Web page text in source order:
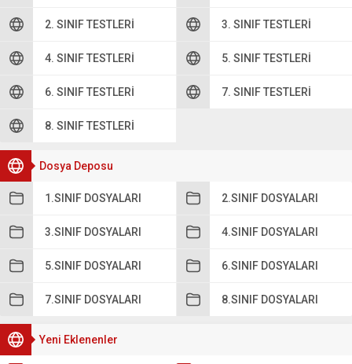
2. SINIF TESTLERI 3. SINIF TESTLERI
4. SINIF TESTLERI 5. SINIF TESTLERI
6. SINIF TESTLERI 7. SINIF TESTLERI
8. SINIF TESTLERI
Dosya Deposu
1.SINIF DOSYALARI 2.SINIF DOSYALARI
3.SINIF DOSYALARI 4.SINIF DOSYALARI
5.SINIF DOSYALARI 6.SINIF DOSYALARI
7.SINIF DOSYALARI 8.SINIF DOSYALARI
Yeni Eklenenler